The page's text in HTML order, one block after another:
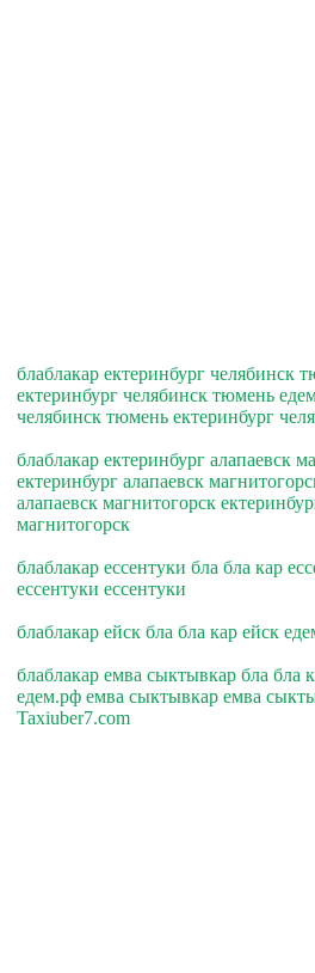
блаблакар ектеринбург челябинск
ектеринбург челябинск тюмень
челябинск тюмень ектеринбург
блаблакар ектеринбург алапаевск
ектеринбург алапаевск
алапаевск магнитогорск
магнитогорск
блаблакар ессентуки бла бла кар
ессентуки ессентуки
блаблакар ейск бла бла кар ейск
блаблакар емва сыктывкар бла бла
едем.рф емва сыктывкар емва
Taxiuber7.com